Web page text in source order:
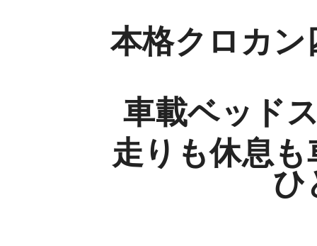
本格クロカ
車載ベッド
走りも休息
ひ